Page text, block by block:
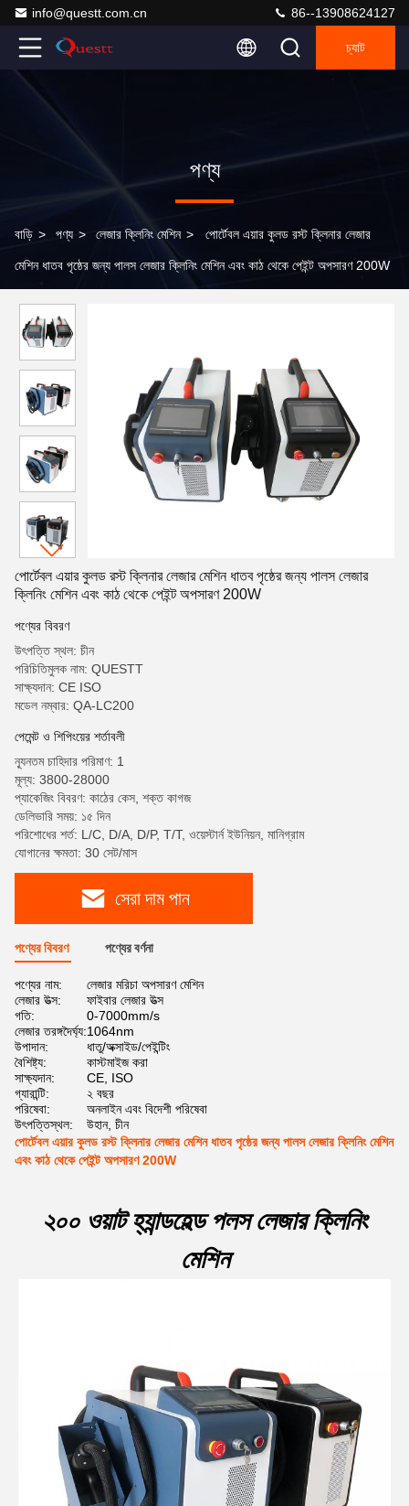
info@questt.com.cn 86--13908624127
চ্যাট
পণ্য
বাড়ি > পণ্য > লেজার ক্লিনিং মেশিন > পোর্টেবল এয়ার কুলড রস্ট ক্লিনার লেজার
মেশিন ধাতব পৃষ্ঠের জন্য পালস লেজার ক্লিনিং মেশিন এবং কাঠ থেকে পেইন্ট অপসারণ 200W
পোর্টেবল এয়ার কুলড রস্ট ক্লিনার লেজার মেশিন ধাতব পৃষ্ঠের জন্য পালস লেজার
ক্লিনিং মেশিন এবং কাঠ থেকে পেইন্ট অপসারণ 200W
পণ্যের বিবরণ
উৎপত্তি স্থল: চীন
পরিচিতিমুলক নাম: QUESTT
সাক্ষ্যদান: CE ISO
মডেল নম্বার: QA-LC200
পেমেন্ট ও শিপিংয়ের শর্তাবলী
ন্যূনতম চাহিদার পরিমাণ: 1
মূল্য: 3800-28000
প্যাকেজিং বিবরণ: কাঠের কেস, শক্ত কাগজ
ডেলিভারি সময়: ১৫ দিন
পরিশোধের শর্ত: L/C, D/A, D/P, T/T, ওয়েস্টার্ন ইউনিয়ন, মানিগ্রাম
যোগানের ক্ষমতা: 30 সেট/মাস
সেরা দাম পান
পণ্যের বিবরণ পণ্যের বর্ণনা
পণ্যের নাম:
লেজার মরিচা অপসারণ মেশিন
লেজার উত্স:
ফাইবার লেজার উত্স
গতি:
0-7000mm/s
লেজার তরঙ্গদৈর্ঘ্য:1064nm
উপাদান:
ধাতু/অক্সাইড/পেইন্টিং
বৈশিষ্ট্য:
কাস্টমাইজ করা
সাক্ষ্যদান:
CE, ISO
গ্যারান্টি:
২ বছর
পরিষেবা:
অনলাইন এবং বিদেশী পরিষেবা
উৎপত্তিস্থল:
উহান, চীন
পোর্টেবল এয়ার কুলড রস্ট ক্লিনার লেজার মেশিন ধাতব পৃষ্ঠের জন্য পালস লেজার ক্লিনিং মেশিন
এবং কাঠ থেকে পেইন্ট অপসারণ 200W
২০০ ওয়াট হ্যান্ডহেল্ড পলস লেজার ক্লিনিং
মেশিন